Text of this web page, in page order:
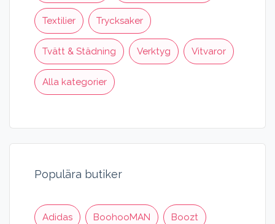
Textilier Trycksaker
Tvätt & Städning Verktyg Vitvaror
Alla kategorier
Populära butiker
Adidas BoohooMAN Boozt